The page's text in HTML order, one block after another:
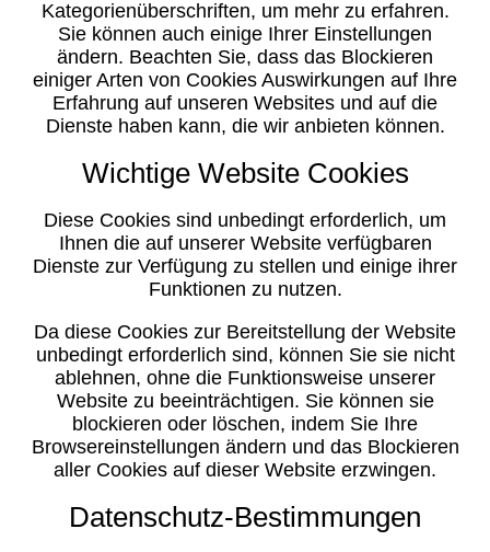
Kategorienüberschriften, um mehr zu erfahren.
Sie können auch einige Ihrer Einstellungen
ändern. Beachten Sie, dass das Blockieren
einiger Arten von Cookies Auswirkungen auf Ihre
Erfahrung auf unseren Websites und auf die
Dienste haben kann, die wir anbieten können.
Wichtige Website Cookies
Diese Cookies sind unbedingt erforderlich, um
Ihnen die auf unserer Website verfügbaren
Dienste zur Verfügung zu stellen und einige ihrer
Funktionen zu nutzen.
Da diese Cookies zur Bereitstellung der Website
unbedingt erforderlich sind, können Sie sie nicht
ablehnen, ohne die Funktionsweise unserer
Website zu beeinträchtigen. Sie können sie
blockieren oder löschen, indem Sie Ihre
Browsereinstellungen ändern und das Blockieren
aller Cookies auf dieser Website erzwingen.
Datenschutz-Bestimmungen